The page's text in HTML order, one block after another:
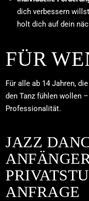
dich verbessern
holt dich auf dein
FÜR
Für alle ab 14 Jahren,
den Tanz fühlen wollen
Professionalität.
JAZZ
ANFRAGE